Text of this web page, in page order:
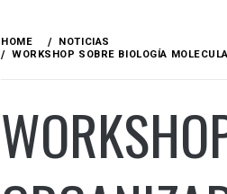
HOME
NOTICIAS
WORKSHOP SOBRE BIOLOGÍA